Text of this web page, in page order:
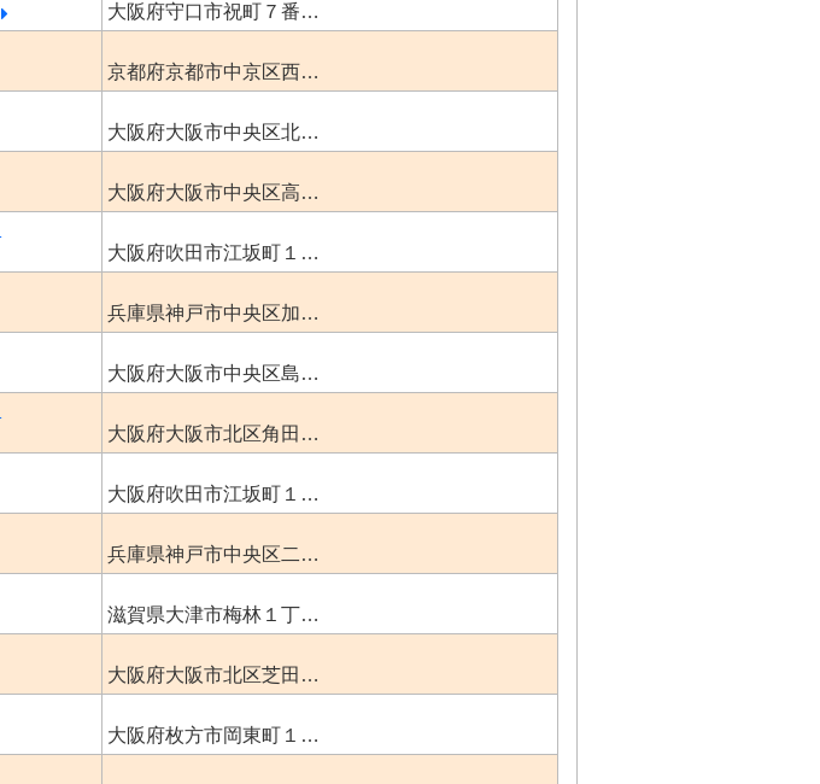
大阪府守口市祝町７番…
京都府京都市中京区西…
大阪府大阪市中央区北…
大阪府大阪市中央区高…
大阪府吹田市江坂町１…
兵庫県神戸市中央区加…
大阪府大阪市中央区島…
大阪府大阪市北区角田…
大阪府吹田市江坂町１…
兵庫県神戸市中央区二…
滋賀県大津市梅林１丁…
大阪府大阪市北区芝田…
大阪府枚方市岡東町１…